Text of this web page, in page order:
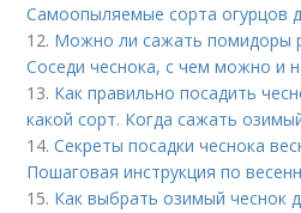
Самоопыляемые сорта огурцов
12. Можно ли сажать помидоры
Соседи чеснока, с чем можно и
13. Как правильно посадить
какой сорт. Когда сажать
14.Секреты посадки чеснока
Пошаговая инструкция по
15. Как выбрать озимый чеснок